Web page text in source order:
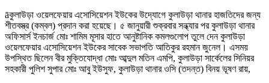
āকুলাউড়া ওয়েলফেয়ার এসোসিয়েশন ইউকের উদ্যোগে কুলাউড়া থানার হাজতিদের জন্য
শীতবস্ত্র (কম্বল) প্রদান করা হয়েছে। ৫ জানুয়ারী শুক্রবার সন্ধ্যার পর কুলাউড়া থানার
অফিসার্স ইনচার্জ মোঃ শামিম মূসার হাতে আনুষ্টানিক কমলগুলোপ তুলে দেন কুলাউড়া
ওয়েলফেয়ার এসোসিয়েশন ইউকের সাবেক সভাপতি আতিকুর রহমান জুনেল। এসময়
উপস্থিত ছিলেন বীর মুক্তিযোদ্ধা মোঃ আব্দুল মতিন এমপি, কুলাউড়া সার্কেলের সিনিয়র
সহকারী পুলিশ সুপার মোঃ আবু ইউসুফ, কুলাউড়া থানার ওসি (তদন্ত) বিনয় ভূষণ রায়,